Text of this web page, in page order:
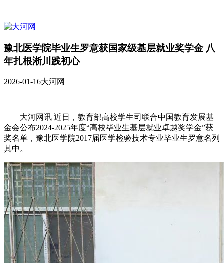
豫北医学院毕业生罗意获国家级基层就业奖学金 八
年扎根淅川践初心
2026-01-16大河网
大河网讯 近日，教育部高校学生司联合中国教育发展基
金会公布2024-2025年度“高校毕业生基层就业卓越奖学金”获
奖名单，豫北医学院2017届医学检验技术专业毕业生罗意名列
其中。